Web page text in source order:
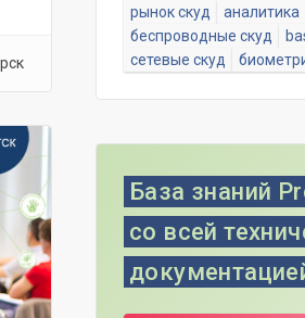
рынок скуд
аналитика
беспроводные скуд
сетевые скуд
База знаний
со всей